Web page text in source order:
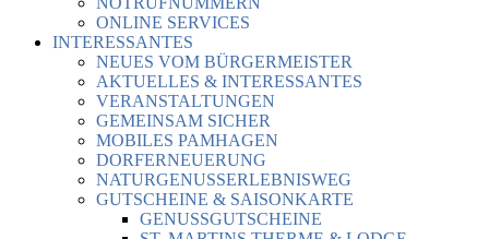
ONLINE SERVICES
INTERESSANTES
NEUES VOM BÜRGERMEISTER
AKTUELLES & INTERESSANTES
VERANSTALTUNGEN
GEMEINSAM SICHER
MOBILES PAMHAGEN
DORFERNEUERUNG
NATURGENUSSERLEBNISWEG
GUTSCHEINE & SAISONKARTE
GENUSSGUTSCHEINE